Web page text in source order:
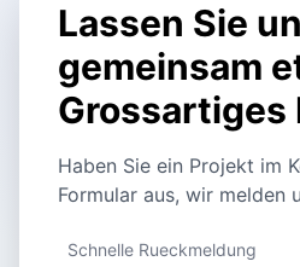
Lassen Sie
gemeinsam
Grossartiges
Haben Sie ein Projekt im
Formular aus, wir melden
Schnelle Rueckmeldung